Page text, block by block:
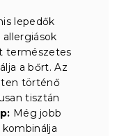
lepedők
allergiások
természetes
a bőrt. Az
történő
tisztán
Még jobb